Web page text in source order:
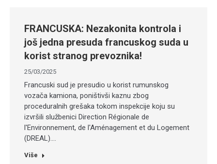
FRANCUSKA: Nezakonita kontrola i
još jedna presuda francuskog suda u
korist stranog prevoznika!
25/03/2025
​Francuski sud je presudio u korist rumunskog
vozača kamiona, poništivši kaznu zbog
proceduralnih grešaka tokom inspekcije koju su
izvršili službenici Direction Régionale de
l'Environnement, de l'Aménagement et du Logement
(DREAL).…
Više